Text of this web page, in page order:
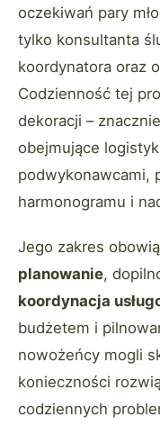
oczekiwań pary
tylko konsultanta
koordynatora oraz
Codzienność tej
dekoracji –
obejmujące
podwykonawcami,
harmonogramu i
Jego zakres
planowanie,
koordynacja
budżetem i
nowożeńcy mogli
konieczności
codziennych